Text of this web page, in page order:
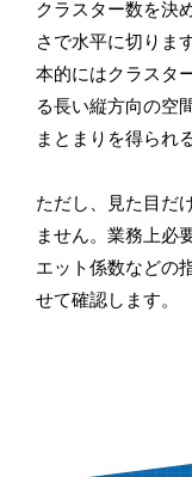
クラスター数を決
さで水平に切りま
本的にはクラスタ
る長い縦方向の空
まとまりを得られ
ただし、見た目だ
ません。業務上必
エット係数などの
せて確認します。